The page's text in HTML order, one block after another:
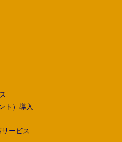
ト）導入
ービス